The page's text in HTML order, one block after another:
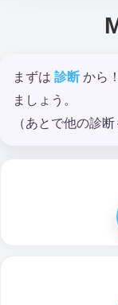
まずは 診断 から
ましょう。
（あとで他の診